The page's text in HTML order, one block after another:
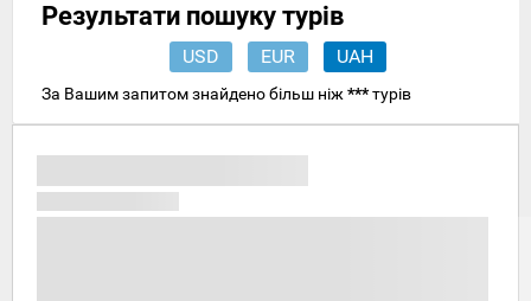
Результати пошуку турів
USD EUR UAH
За Вашим запитом знайдено більш ніж***турів